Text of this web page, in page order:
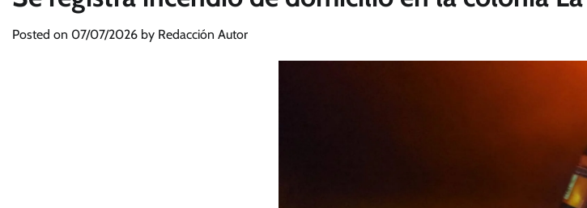
Posted on 07/07/2026 by Redacción Autor